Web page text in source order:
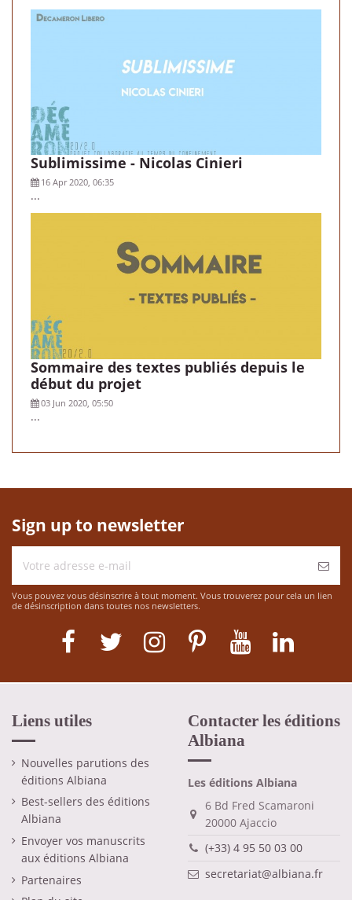
Sublimissime - Nicolas Cinieri
16 Apr 2020, 06:35
...
Sommaire des textes publiés depuis le
début du projet
03 Jun 2020, 05:50
...
Sign up to newsletter
Vous pouvez vous désinscrire à tout moment. Vous trouverez pour cela un lien
de désinscription dans toutes nos newsletters.
Liens utiles
Nouvelles parutions des
éditions Albiana
Best-sellers des éditions
Albiana
Envoyer vos manuscrits
aux éditions Albiana
Partenaires
Contacter les éditions
Albiana
Les éditions Albiana
6 Bd Fred Scamaroni
20000 Ajaccio
(+33) 4 95 50 03 00
secretariat@albiana.fr